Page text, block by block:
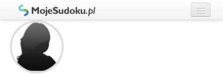
Graj w Sudoku!
Zasady Sudoku
Rankingi